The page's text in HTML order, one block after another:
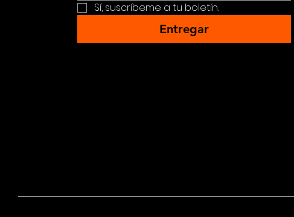
mixing/
Sí, suscríbeme a tu boletín.
Entregar